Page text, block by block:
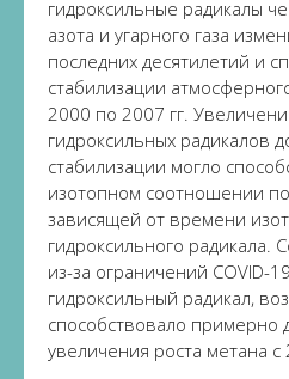
гидроксильные радикалы
азота и угарного газа
последних десятилетий и
стабилизации
2000 по 2007 гг.
гидроксильных радикалов
стабилизации могло
изотопном соотношении
зависящей от времени
гидроксильного радикала.
из-за ограничений COVID-
гидроксильный радикал,
способствовало примерно
увеличения роста метана с